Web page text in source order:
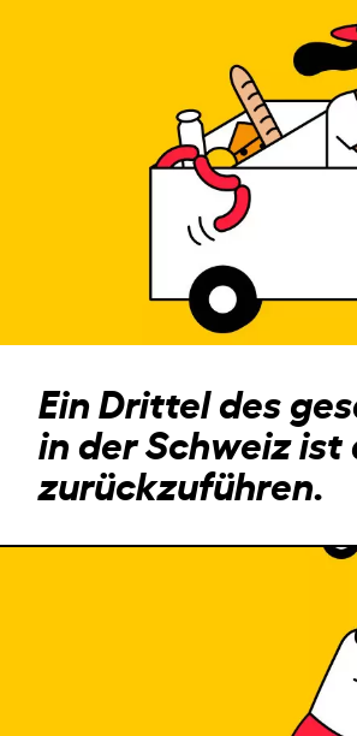
Ein Drittel des
in der Schweiz
zurückzuführen.